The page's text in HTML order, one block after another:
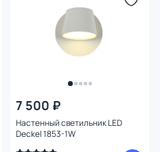
7 500 ₽
Настенный светильник LED
Deckel 1853-1W